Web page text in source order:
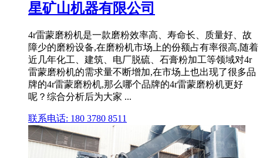
星矿山机器有限公司
4r雷蒙磨粉机是一款磨粉效率高、寿命长、质量好、故
障少的磨粉设备,在磨粉机市场上的份额占有率很高,随着
近几年化工、建筑、电厂脱硫、石膏粉加工等领域对4r
雷蒙磨粉机的需求量不断增加,在市场上也出现了很多品
牌的4r雷蒙磨粉机,那么哪个品牌的4r雷蒙磨粉机更好
呢？综合分析后为大家 ...
联系电话: 180 3780 8511